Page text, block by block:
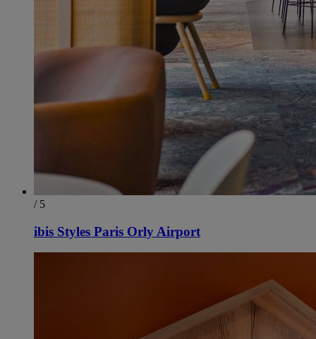
/ 5
ibis Styles Paris Orly Airport